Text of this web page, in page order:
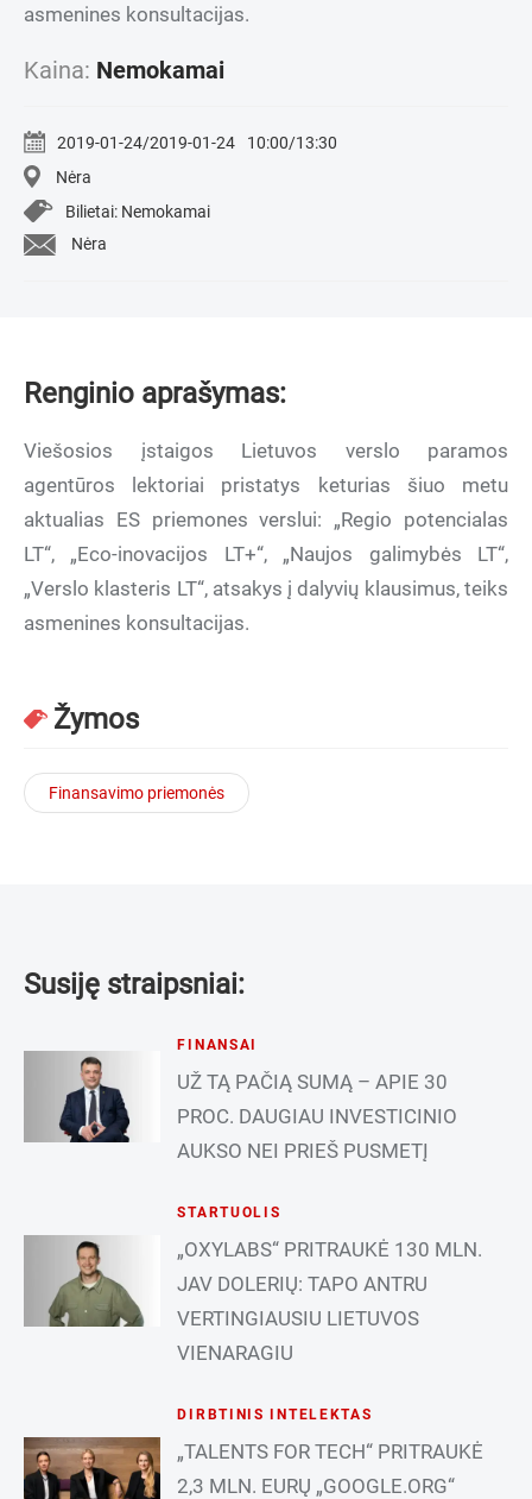
asmenines konsultacijas.
Kaina: Nemokamai
2019-01-24/2019-01-24
10:00/13:30
Nėra
Bilietai: Nemokamai
Nėra
Renginio aprašymas:
Viešosios įstaigos Lietuvos verslo paramos
agentūros lektoriai pristatys keturias šiuo metu
aktualias ES priemones verslui: „Regio potencialas
LT“, „Eco-inovacijos LT+“, „Naujos galimybės LT“,
„Verslo klasteris LT“, atsakys į dalyvių klausimus, teiks
asmenines konsultacijas.
Žymos
Finansavimo priemonės
Susiję straipsniai:
FINANSAI
UŽ TĄ PAČIĄ SUMĄ – APIE 30
PROC. DAUGIAU INVESTICINIO
AUKSO NEI PRIEŠ PUSMETĮ
STARTUOLIS
„OXYLABS“ PRITRAUKĖ 130 MLN.
JAV DOLERIŲ: TAPO ANTRU
VERTINGIAUSIU LIETUVOS
VIENARAGIU
DIRBTINIS INTELEKTAS
„TALENTS FOR TECH“ PRITRAUKĖ
2,3 MLN. EURŲ „GOOGLE.ORG“